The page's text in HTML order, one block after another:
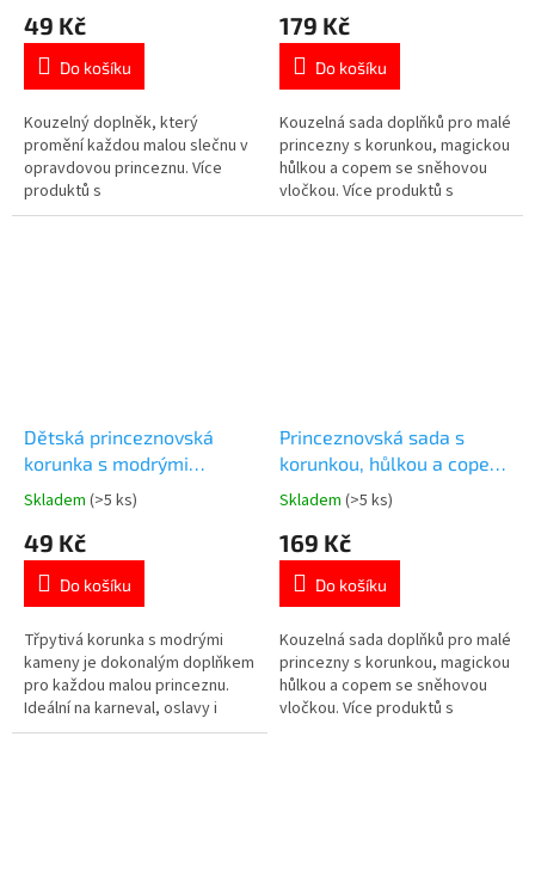
produktu
5,0
5
hvězdiček.
49 Kč
Do košíku
Kouzelný doplněk, který
promění každou malou slečnu v
opravdovou princeznu. Více
produktů s
motivem 👉 PRINCEZEN
produktu
5,0
5
hvězdiček.
179 Kč
Do košíku
Kouzelná sada doplňků pro malé
princezny s korunkou, magickou
hůlkou a copem se sněhovou
vločkou. Více produktů s
motivem 👉 FROZEN
Dětská princeznovská
korunka s modrými
drahokamy
Průměrné
produktu
4,8
5
hvězdiček.
Skladem (>5 ks)
49 Kč
Do košíku
Třpytivá korunka s modrými
kameny je dokonalým doplňkem
pro každou malou princeznu.
Ideální na karneval, oslavy i
každodenní hraní. Více produktů
Princeznovská sada s
korunkou, hůlkou a copem
3 ks
Průměrné
produktu
4,8
5
hvězdiček.
Skladem (>5 ks)
169 Kč
Do košíku
Kouzelná sada doplňků pro malé
princezny s korunkou, magickou
hůlkou a copem se sněhovou
vločkou. Více produktů s